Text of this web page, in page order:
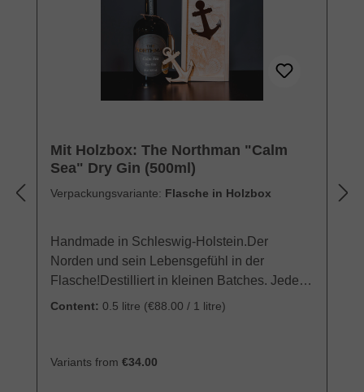
Mit Holzbox: The Northman "Calm
Sea" Dry Gin (500ml)
Verpackungsvariante: Flasche in Holzbox
Handmade in Schleswig-Holstein.Der
Norden und sein Lebensgefühl in der
Flasche!Destilliert in kleinen Batches. Jede
Flasche handsigniert.Verpackt in Holzbox mit
den Gründern selbst, Lars & Claas, von Hand
Content: 0.5 litre (€88.00 / 1 litre)
Variants from €34.00